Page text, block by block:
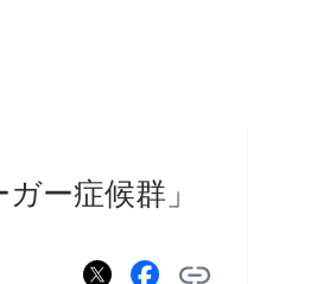
ー症候群」